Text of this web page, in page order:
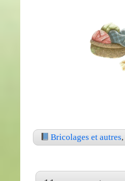
Bricolages et autres,